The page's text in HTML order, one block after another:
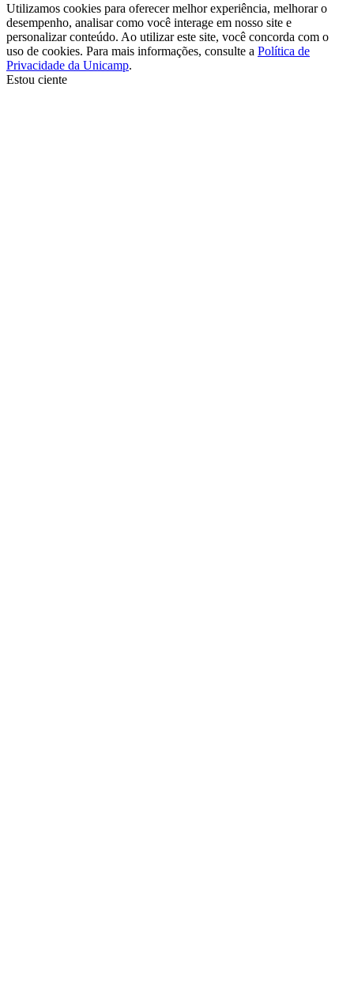
Utilizamos cookies para oferecer melhor experiência, melhorar o
desempenho, analisar como você interage em nosso site e
personalizar conteúdo. Ao utilizar este site, você concorda com o
uso de cookies. Para mais informações, consulte a Política de
Privacidade da Unicamp.
Estou ciente